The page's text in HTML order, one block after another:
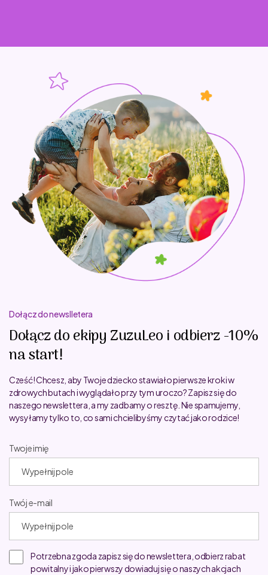
Dołącz do newslletera
Dołącz do ekipy ZuzuLeo i odbierz -10%
na start!
Cześć! Chcesz, aby Twoje dziecko stawiało pierwsze kroki w
zdrowych butach i wyglądało przy tym uroczo? Zapisz się do
naszego newslettera, a my zadbamy o resztę. Nie spamujemy,
wysyłamy tylko to, co sami chcielibyśmy czytać jako rodzice!
Twoje imię
Twój e-mail
Potrzebna zgoda zapisz się do newslettera, odbierz rabat
powitalny i jako pierwszy dowiaduj się o naszych akcjach